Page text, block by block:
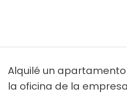
Alquilé un
la oficina de la